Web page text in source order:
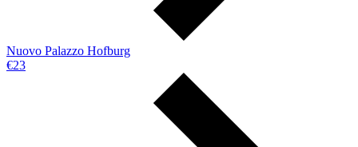
Nuovo Palazzo Hofburg
€23